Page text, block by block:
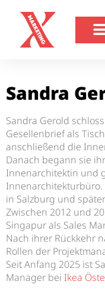
Sandra
Sandra Gerold
Gesellenbrief als
anschließend die
Danach begann sie
Innenarchitektin und
Innenarchitekturbüro.
in Salzburg und
Zwischen 2012 und
Singapur als Sales
Nach ihrer Rückkehr
Rollen der
Seit Anfang 2025 ist
Manager bei Ikea